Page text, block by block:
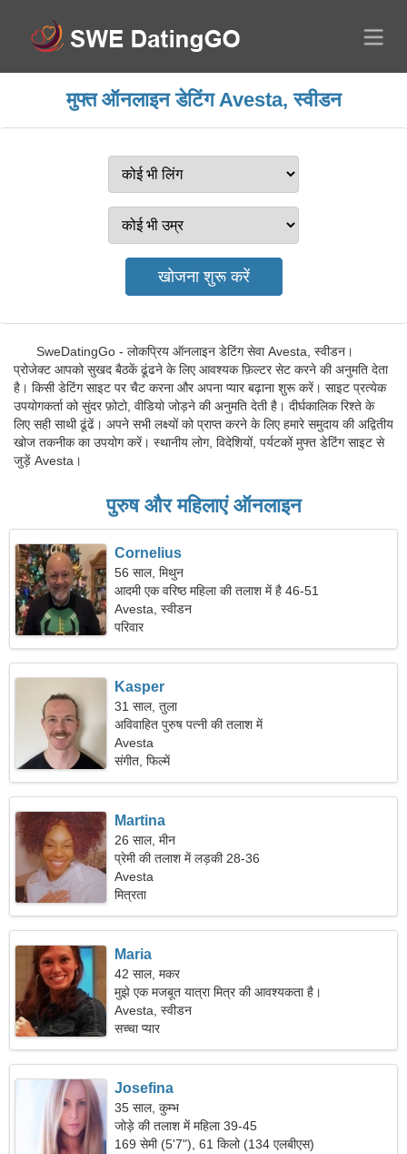
मुफ्त ऑनलाइन डेटिंग Avesta, स्वीडन
SweDatingGo - लोकप्रिय ऑनलाइन डेटिंग सेवा Avesta, स्वीडन।
प्रोजेक्ट आपको सुखद बैठकें ढूंढने के लिए आवश्यक फ़िल्टर सेट करने की अनुमति देता
है। किसी डेटिंग साइट पर चैट करना और अपना प्यार बढ़ाना शुरू करें। साइट प्रत्येक
उपयोगकर्ता को सुंदर फ़ोटो, वीडियो जोड़ने की अनुमति देती है। दीर्घकालिक रिश्ते के
लिए सही साथी ढूंढें। अपने सभी लक्ष्यों को प्राप्त करने के लिए हमारे समुदाय की अद्वितीय
खोज तकनीक का उपयोग करें। स्थानीय लोग, विदेशियों, पर्यटकों मुफ्त डेटिंग साइट से
जुड़ें Avesta।
पुरुष और महिलाएं ऑनलाइन
Cornelius
56 साल, मिथुन
आदमी एक वरिष्ठ महिला की तलाश में है 46-51
Avesta, स्वीडन
परिवार
Kasper
31 साल, तुला
अविवाहित पुरुष पत्नी की तलाश में
Avesta
संगीत, फिल्में
Martina
26 साल, मीन
प्रेमी की तलाश में लड़की 28-36
Avesta
मित्रता
Maria
42 साल, मकर
मुझे एक मजबूत यात्रा मित्र की आवश्यकता है।
Avesta, स्वीडन
सच्चा प्यार
Josefina
35 साल, कुम्भ
जोड़े की तलाश में महिला 39-45
169 सेमी (5'7"), 61 किलो (134 एलबीएस)